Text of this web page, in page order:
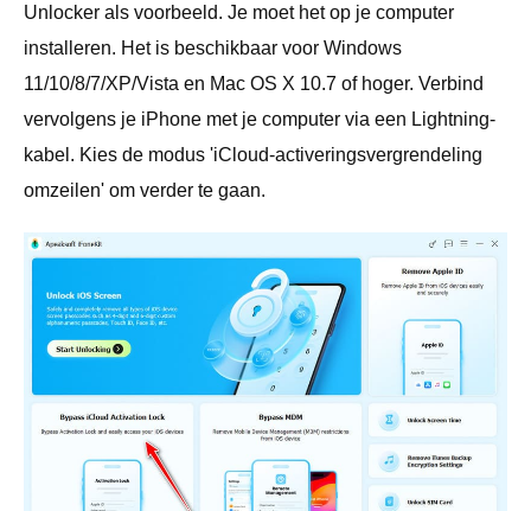
Unlocker als voorbeeld. Je moet het op je computer
installeren. Het is beschikbaar voor Windows
11/10/8/7/XP/Vista en Mac OS X 10.7 of hoger. Verbind
vervolgens je iPhone met je computer via een Lightning-
kabel. Kies de modus 'iCloud-activeringsvergrendeling
omzeilen' om verder te gaan.